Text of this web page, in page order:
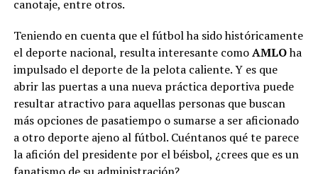
canotaje, entre otros.
Teniendo en cuenta que el fútbol ha sido históricamente
el deporte nacional, resulta interesante comoAMLOha
impulsado el deporte de la pelota caliente. Y es que
abrir las puertas a una nueva práctica deportiva puede
resultar atractivo para aquellas personas que buscan
más opciones de pasatiempo o sumarse a ser aficionado
a otro deporte ajeno al fútbol. Cuéntanos qué te parece
la afición del presidente por el béisbol, ¿crees que es un